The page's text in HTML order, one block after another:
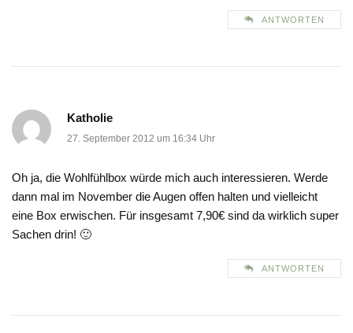
ANTWORTEN
Katholie
27. September 2012 um 16:34 Uhr
Oh ja, die Wohlfühlbox würde mich auch interessieren. Werde
dann mal im November die Augen offen halten und vielleicht
eine Box erwischen. Für insgesamt 7,90€ sind da wirklich super
Sachen drin! 🙂
ANTWORTEN